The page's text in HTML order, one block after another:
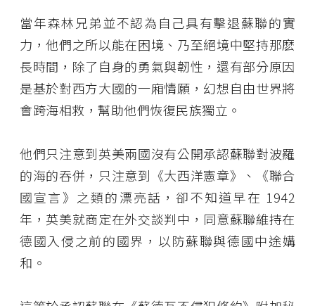
當年森林兄弟並不認為自己具有擊退蘇聯的實
力，他們之所以能在困境、乃至絕境中堅持那麽
長時間，除了自身的勇氣與韌性，還有部分原因
是基於對西方大國的一廂情願，幻想自由世界將
會跨海相救，幫助他們恢復民族獨立。
他們只注意到英美兩國沒有公開承認蘇聯對波羅
的海的吞併，只注意到《大西洋憲章》、《聯合
國宣言》之類的漂亮話，卻不知道早在 1942
年，英美就商定在外交談判中，同意蘇聯維持在
德國入侵之前的國界，以防蘇聯與德國中途媾
和。